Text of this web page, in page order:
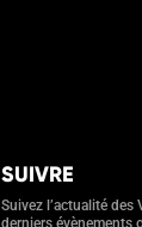
SUIVRE
Suivez l’actualité des
derniers évènements